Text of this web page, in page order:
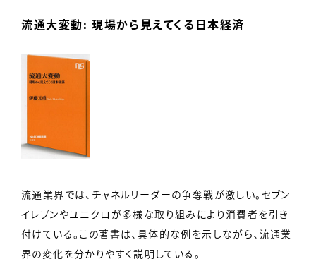
流通大変動: 現場から見えてくる日本経済
流通業界では、チャネルリーダーの争奪戦が激しい。セブン
イレブンやユニクロが多様な取り組みにより消費者を引き
付けている。この著書は、具体的な例を示しながら、流通業
界の変化を分かりやすく説明している。